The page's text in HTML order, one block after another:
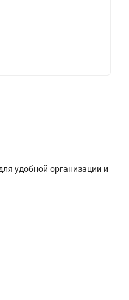
удобной организации и